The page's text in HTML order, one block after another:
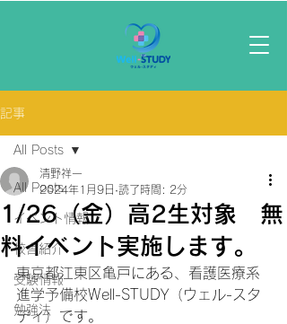
記事
All Posts
イベント情報
校舎紹介
受験情報
勉強法
All Posts
1/26（金）高2生対象 無
料イベント実施します。
清野祥一
2024年1月9日 読了時間: 2分
東京都江東区亀戸にある、看護医療系
進学予備校Well-STUDY（ウェル-スタ
ディ）です。